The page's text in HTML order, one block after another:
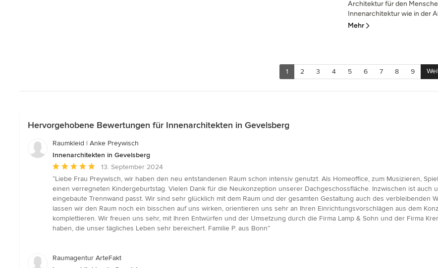
Architektur für den
Innenarchitektur wie in der
Mehr
1 2 3 4 5 6 7 8 9
Hervorgehobene Bewertungen für Innenarchitekten in Gevelsberg
Raumkleid | Anke Preywisch
Innenarchitekten in Gevelsberg
Durchschnittliche
Bewertung:
5
von
5
Sternen
13. September 2024
“Liebe Frau Preywisch, wir haben den neu entstandenen Raum schon intensiv genutzt. Als Homeoffice, zum Musizieren,
einen verregneten Kindergeburtstag. Vielen Dank für die Neukonzeption unserer Dachgeschossfläche. Inzwischen ist auch
eingebaute Trennwand passt. Wir sind sehr glücklich mit dem Raum und der gesamten Gestaltung auch des verbleibenden
lassen wir den Raum noch ein bisschen auf uns wirken, orientieren uns sehr an Ihren Einrichtungsvorschlägen aus dem
komplettieren. Wir freuen uns sehr, mit Ihren Entwürfen und der Umsetzung durch die Firma Lamp & Sohn und der Firma
haben, die unser tägliches Leben sehr bereichert. Familie P. aus Bonn”
Raumagentur ArteFakt